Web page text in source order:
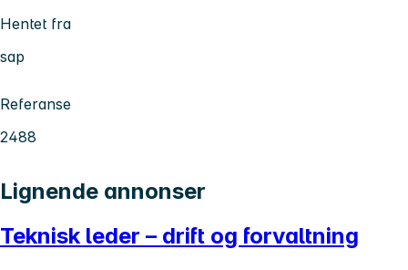
Hentet fra
sap
Referanse
2488
Lignende annonser
Teknisk leder – drift og forvaltning